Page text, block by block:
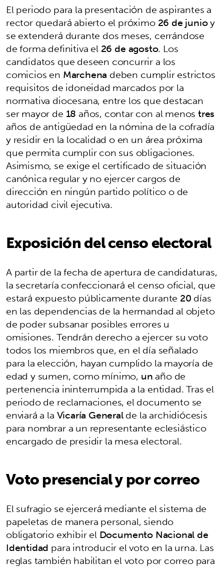
El periodo para la presentación de aspirantes a
rector quedará abierto el próximo26 de junioy
se extenderá durante dos meses, cerrándose
de forma definitiva el26 de agosto. Los
candidatos que deseen concurrir a los
comicios en Marchena deben cumplir estrictos
requisitos de idoneidad marcados por la
normativa diocesana, entre los que destacan
ser mayor de 18años, contar con al menostres
años de antigüedad en la nómina de la cofradía
y residir en la localidad o en un área próxima
que permita cumplir con sus obligaciones.
Asimismo, se exige el certificado de situación
canónica regular y no ejercer cargos de
dirección en ningún partido político o de
autoridad civil ejecutiva.
Exposición del censo electoral
A partir de la fecha de apertura de candidaturas,
la secretaría confeccionará el censo oficial, que
estará expuesto públicamente durante 20días
en las dependencias de la hermandad al objeto
de poder subsanar posibles errores u
omisiones. Tendrán derecho a ejercer su voto
todos los miembros que, en el día señalado
para la elección, hayan cumplido la mayoría de
edad y sumen, como mínimo, unaño de
pertenencia ininterrumpida a la entidad. Tras el
periodo de reclamaciones, el documento se
enviará a laVicaría Generalde la archidiócesis
para nombrar a un representante eclesiástico
encargado de presidir la mesa electoral.
Voto presencial y por correo
El sufragio se ejercerá mediante el sistema de
papeletas de manera personal, siendo
obligatorio exhibir elDocumento Nacional de
Identidad para introducir el voto en la urna. Las
reglas también habilitan el voto por correo para